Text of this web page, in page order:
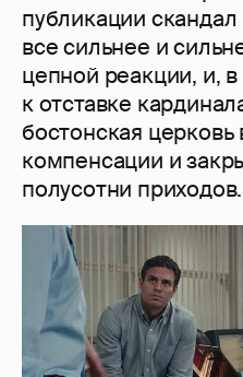
публикации скандал
все сильнее и
цепной реакции, и, в
к отставке
бостонская
компенсации и
полусотни приходов.